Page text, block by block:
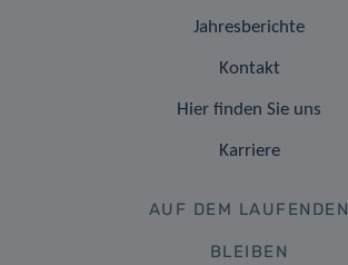
Jahresberichte
Kontakt
Hier finden Sie uns
Karriere
AUF DEM LAUFENDEN
BLEIBEN